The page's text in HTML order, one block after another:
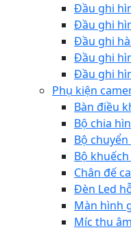
Đầu ghi
Đầu ghi
Đầu ghi
Đầu ghi
Đầu ghi
Phụ kiện
Bàn điều
Bộ chia
Bộ
Bộ
Chân đế
Đèn Led
Màn hình
Míc thu